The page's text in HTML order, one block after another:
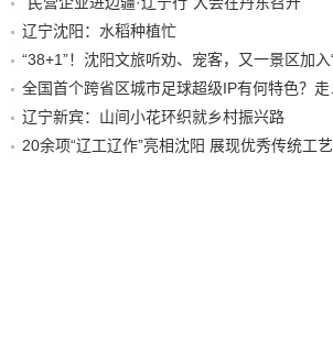
辽宁沈阳：水稻种植忙
辽宁新宾：山间小花环织就乡村振兴路
20余项“辽工辽作”亮相沈阳 展现优秀传统工艺